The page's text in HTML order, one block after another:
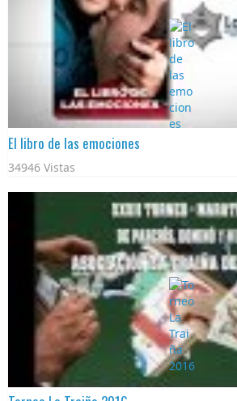
El libro de las emociones
34946 Vistas